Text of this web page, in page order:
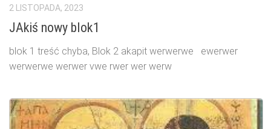
2 LISTOPADA, 2023
JAkiś nowy blok1
blok 1 treść chyba, Blok 2 akapit werwerwe ewerwer
werwerwe werwer vwe rwer wer werw